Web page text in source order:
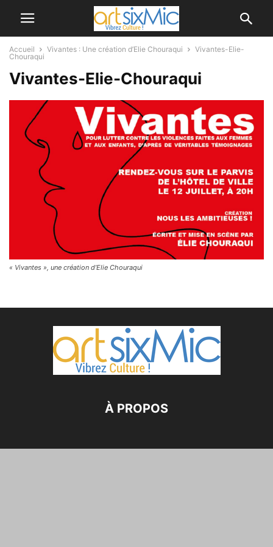
Accueil Vivantes : Une création d’Elie Chouraqui
Vivantes-Elie-
Chouraqui
Vivantes-Elie-Chouraqui
« Vivantes », une création d’Elie Chouraqui
À PROPOS